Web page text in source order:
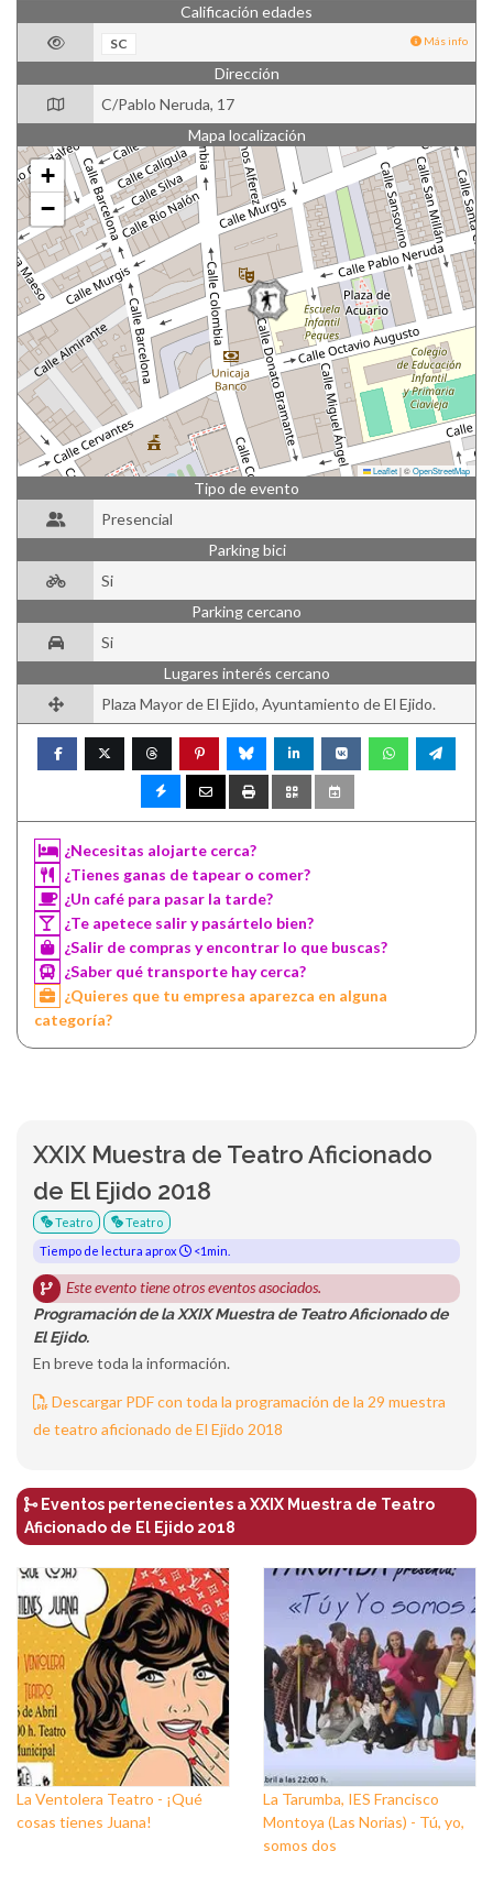
Calificación edades
SC Más info
Dirección
C/Pablo Neruda, 17
Mapa localización
+
−
Leaflet|©OpenStreetMap
Tipo de evento
Presencial
Parking bici
Si
Parking cercano
Si
Lugares interés cercano
Plaza Mayor de El Ejido, Ayuntamiento de El Ejido.
¿Necesitas alojarte cerca?
¿Tienes ganas de tapear o comer?
¿Un café para pasar la tarde?
¿Te apetece salir y pasártelo bien?
¿Salir de compras y encontrar lo que buscas?
¿Saber qué transporte hay cerca?
¿Quieres que tu empresa aparezca en alguna
categoría?
XXIX Muestra de Teatro Aficionado
de El Ejido 2018
Teatro
Teatro
Tiempo de lectura aprox
<1min.
Este evento tiene otros eventos asociados.
Programación de la XXIX Muestra de Teatro Aficionado de
El Ejido.
En breve toda la información.
Descargar PDF con toda la programación de la 29 muestra
de teatro aficionado de El Ejido 2018
Eventos pertenecientes a XXIX Muestra de Teatro
Aficionado de El Ejido 2018
La Ventolera Teatro - ¡Qué
cosas tienes Juana!
La Tarumba, IES Francisco
Montoya (Las Norias) - Tú, yo,
somos dos